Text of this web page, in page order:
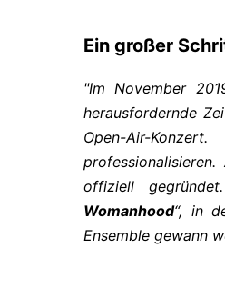
Ein großer
"Im November
herausfordernde
Open-Air-
offiziell
Womanhood“, in
Ensemble gewann